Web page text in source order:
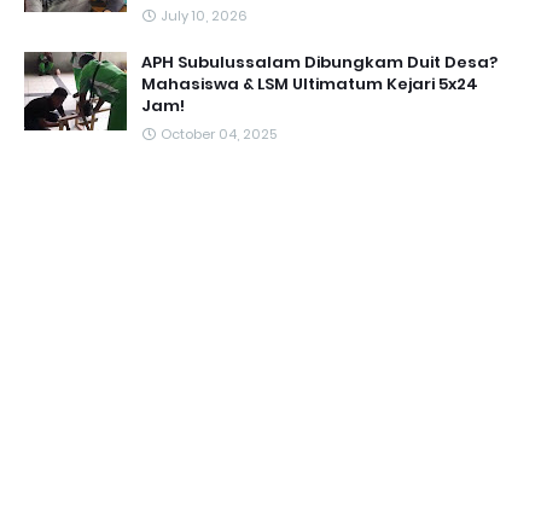
July 10, 2026
APH Subulussalam Dibungkam Duit Desa?
Mahasiswa & LSM Ultimatum Kejari 5x24
Jam!
October 04, 2025